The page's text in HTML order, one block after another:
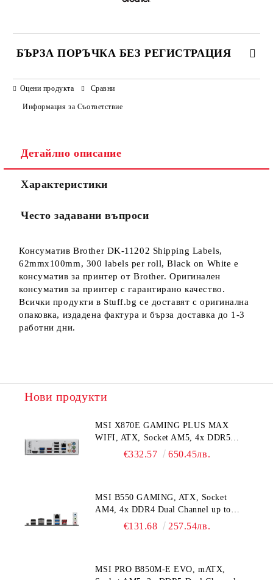
БЪРЗА ПОРЪЧКА БЕЗ РЕГИСТРАЦИЯ
САМО ПОПЪЛНЕТЕ 3 ПОЛЕТА
Оцени продукта Сравни
Информация за Съответствие
Детайлно описание
Характеристики
Често задавани въпроси
Консуматив Brother DK-11202 Shipping Labels,
62mmx100mm, 300 labels per roll, Black on White е
консуматив за принтер от Brother. Оригинален
консуматив за принтер с гарантирано качество.
Всички продукти в Stuff.bg се доставят с оригинална
опаковка, издадена фактура и бърза доставка до 1-3
работни дни.
Нови продукти
MSI X870E GAMING PLUS MAX
WIFI, ATX, Socket AM5, 4x DDR5
Dual Channel DDR5 up to
40Gbps Type-C, HDMI, 7.1 HD Audio,
5G LAN, WiFI 7, BT, 3Y
€332.57 650.45лв.
MSI B550 GAMING, ATX, Socket
AM4, 4x DDR4 Dual Channel up to
4866+(OC)MHz, 2x PCIe x16 slots, 2x
3Y
€131.68 257.54лв.
MSI PRO B850M-E EVO, mATX,